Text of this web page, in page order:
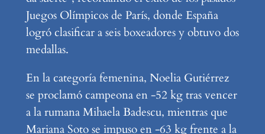
Juegos Olímpicos de París, donde España
logró clasificar a seis boxeadores y obtuvo dos
medallas.
En la categoría femenina, Noelia Gutiérrez
se proclamó campeona en -52 kg tras vencer
a la rumana Mihaela Badescu, mientras que
Mariana Soto se impuso en -63 kg frente a la